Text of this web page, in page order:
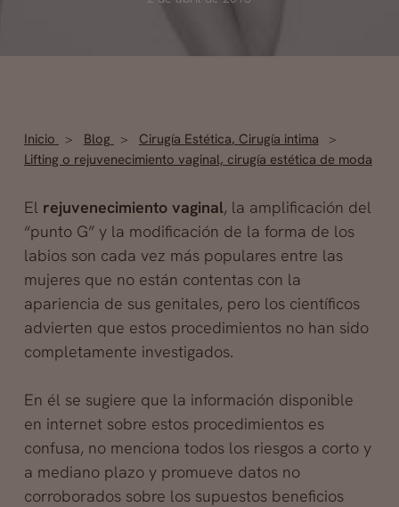
Inicio Blog Cirugía Estética, Cirugía intima
Lifting o rejuvenecimiento vaginal, cirugía estética de moda
El rejuvenecimiento vaginal, la amplificación del
“punto G” y la modificación de la forma de los
labios son cada vez más populares entre las
mujeres que no están contentas con la
apariencia de sus genitales, pero los científicos
advierten que estos procedimientos no han sido
completamente investigados.
En él se sugiere que la información disponible
en internet sobre estos procedimientos es
confusa, no menciona todos los riesgos a corto y
a mediano plazo y promueve datos no
corroborados sobre los supuestos beneficios